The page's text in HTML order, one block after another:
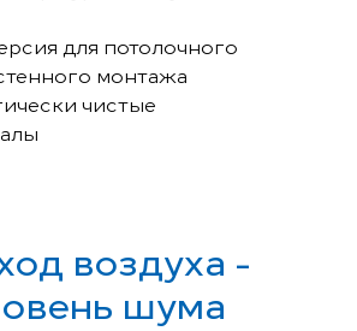
для потолочного
монтажа
чистые
воздуха -
шума